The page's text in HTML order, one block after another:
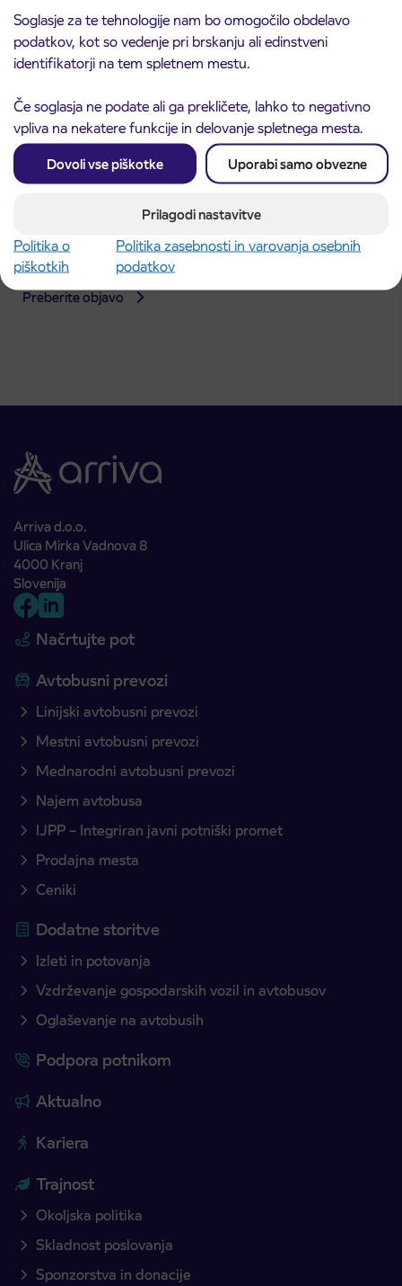
Soglasje za te tehnologije nam bo omogočilo obdelavo
podatkov, kot so vedenje pri brskanju ali edinstveni
identifikatorji na tem spletnem mestu.
Če soglasja ne podate ali ga prekličete, lahko to negativno
vpliva na nekatere funkcije in delovanje spletnega mesta.
Dovoli vse piškotke Uporabi samo obvezne
Prilagodi nastavitve
Politika o
piškotkih
Politika zasebnosti in varovanja osebnih
podatkov
31. 7. 2026
Obvestilo o popolni zapori dela Škofjeloške
ceste v Stražišču pri Kranju
Preberite objavo
Arriva d.o.o.
Ulica Mirka Vadnova 8
4000 Kranj
Slovenija
Načrtujte pot
Avtobusni prevozi
Linijski avtobusni prevozi
Mestni avtobusni prevozi
Mednarodni avtobusni prevozi
Najem avtobusa
IJPP – Integriran javni potniški promet
Prodajna mesta
Ceniki
Dodatne storitve
Izleti in potovanja
Vzdrževanje gospodarskih vozil in avtobusov
Oglaševanje na avtobusih
Podpora potnikom
Aktualno
Kariera
Trajnost
Okoljska politika
Skladnost poslovanja
Sponzorstva in donacije